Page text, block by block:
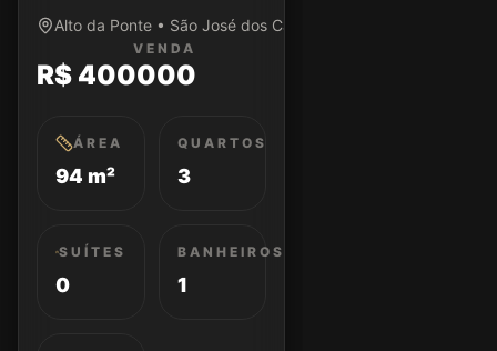
Alto da Ponte • São José dos Campos/SP
VENDA
R$ 400000
ÁREA
94 m²
QUARTOS
3
SUÍTES
0
BANHEIROS
1